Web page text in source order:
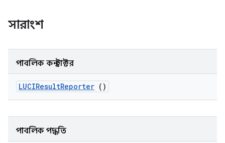
সারাংশ
পাবলিক কনস্ট্রাক্টর
LUCIResultReporter ()
পাবলিক পদ্ধতি